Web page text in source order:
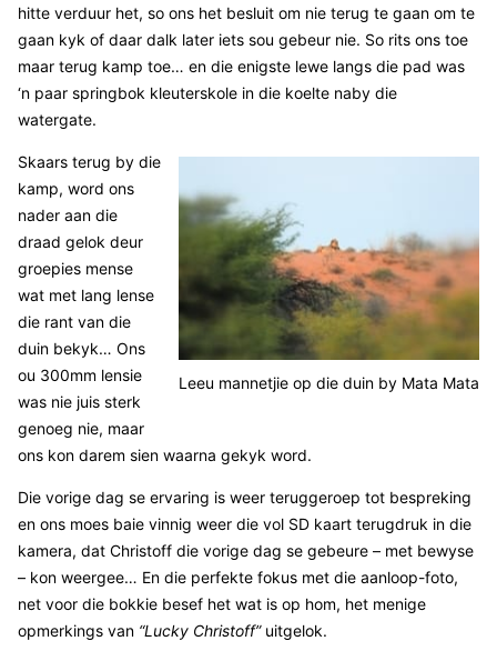
hitte verduur het, so ons het besluit om nie terug te gaan om te
gaan kyk of daar dalk later iets sou gebeur nie. So rits ons toe
maar terug kamp toe… en die enigste lewe langs die pad was
‘n paar springbok kleuterskole in die koelte naby die
watergate.
Leeu mannetjie op die duin by Mata Mata
Skaars terug by die
kamp, word ons
nader aan die
draad gelok deur
groepies mense
wat met lang lense
die rant van die
duin bekyk… Ons
ou 300mm lensie
was nie juis sterk
genoeg nie, maar
ons kon darem sien waarna gekyk word.
Die vorige dag se ervaring is weer teruggeroep tot bespreking
en ons moes baie vinnig weer die vol SD kaart terugdruk in die
kamera, dat Christoff die vorige dag se gebeure – met bewyse
– kon weergee… En die perfekte fokus met die aanloop-foto,
net voor die bokkie besef het wat is op hom, het menige
opmerkings van “Lucky Christoff”uitgelok.